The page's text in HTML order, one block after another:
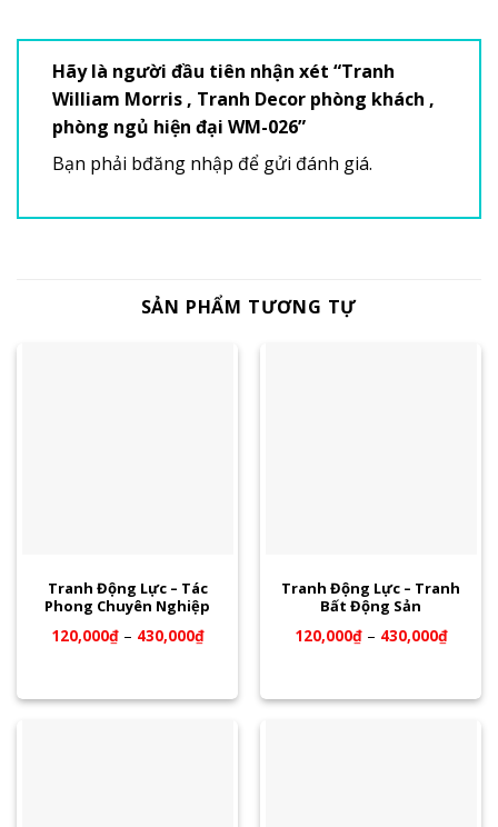
Hãy là người đầu tiên nhận xét “Tranh
William Morris , Tranh Decor phòng khách ,
phòng ngủ hiện đại WM-026”
Bạn phải bđăng nhập để gửi đánh giá.
SẢN PHẨM TƯƠNG TỰ
Tranh Động Lực – Tác
Phong Chuyên Nghiệp
120,000₫– 430,000₫
Tranh Động Lực – Tranh
Bất Động Sản
120,000₫– 430,000₫